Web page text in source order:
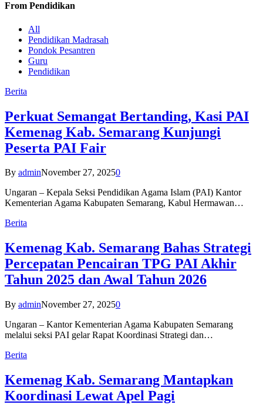
From Pendidikan
All
Pendidikan Madrasah
Pondok Pesantren
Guru
Pendidikan
Berita
Perkuat Semangat Bertanding, Kasi PAI
Kemenag Kab. Semarang Kunjungi
Peserta PAI Fair
By adminNovember 27, 20250
Ungaran – Kepala Seksi Pendidikan Agama Islam (PAI) Kantor
Kementerian Agama Kabupaten Semarang, Kabul Hermawan…
Berita
Kemenag Kab. Semarang Bahas Strategi
Percepatan Pencairan TPG PAI Akhir
Tahun 2025 dan Awal Tahun 2026
By adminNovember 27, 20250
Ungaran – Kantor Kementerian Agama Kabupaten Semarang
melalui seksi PAI gelar Rapat Koordinasi Strategi dan…
Berita
Kemenag Kab. Semarang Mantapkan
Koordinasi Lewat Apel Pagi